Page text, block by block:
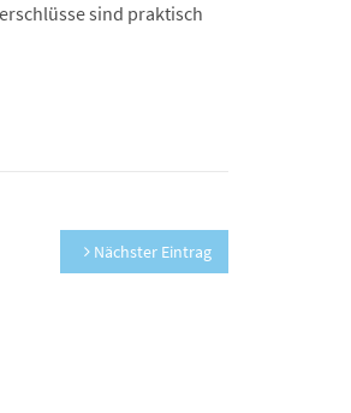
sind praktisch
Nächster Eintrag